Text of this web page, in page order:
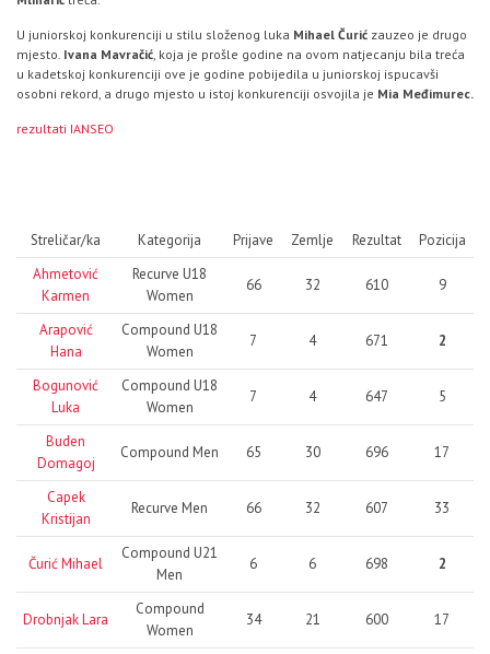
U juniorskoj konkurenciji u stilu složenog luka Mihael Čurić zauzeo je drugo
mjesto. Ivana Mavračić, koja je prošle godine na ovom natjecanju bila treća
u kadetskoj konkurenciji ove je godine pobijedila u juniorskoj ispucavši
osobni rekord, a drugo mjesto u istoj konkurenciji osvojila je Mia Međimurec.
rezultati IANSEO
Streličar/ka Kategorija Prijave Zemlje Rezultat
Pozicija
Ahmetović
Karmen
Recurve U18
Women
66 32 610 9
Arapović
Hana
Compound U18
Women
7 4 671 2
Bogunović
Luka
Compound U18
Women
7 4 647 5
Buden
Domagoj
Compound Men 65 30 696 17
Capek
Kristijan
Recurve Men 66 32 607 33
Čurić Mihael
Compound U21
Men
6 6 698 2
Drobnjak Lara
Compound
Women
34 21 600 17